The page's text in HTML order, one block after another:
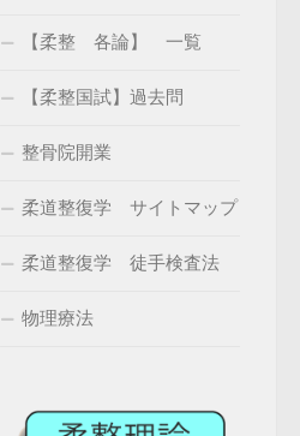
【柔整 各論】 一覧
【柔整国試】過去問
整骨院開業
柔道整復学 サイトマップ
柔道整復学 徒手検査法
物理療法